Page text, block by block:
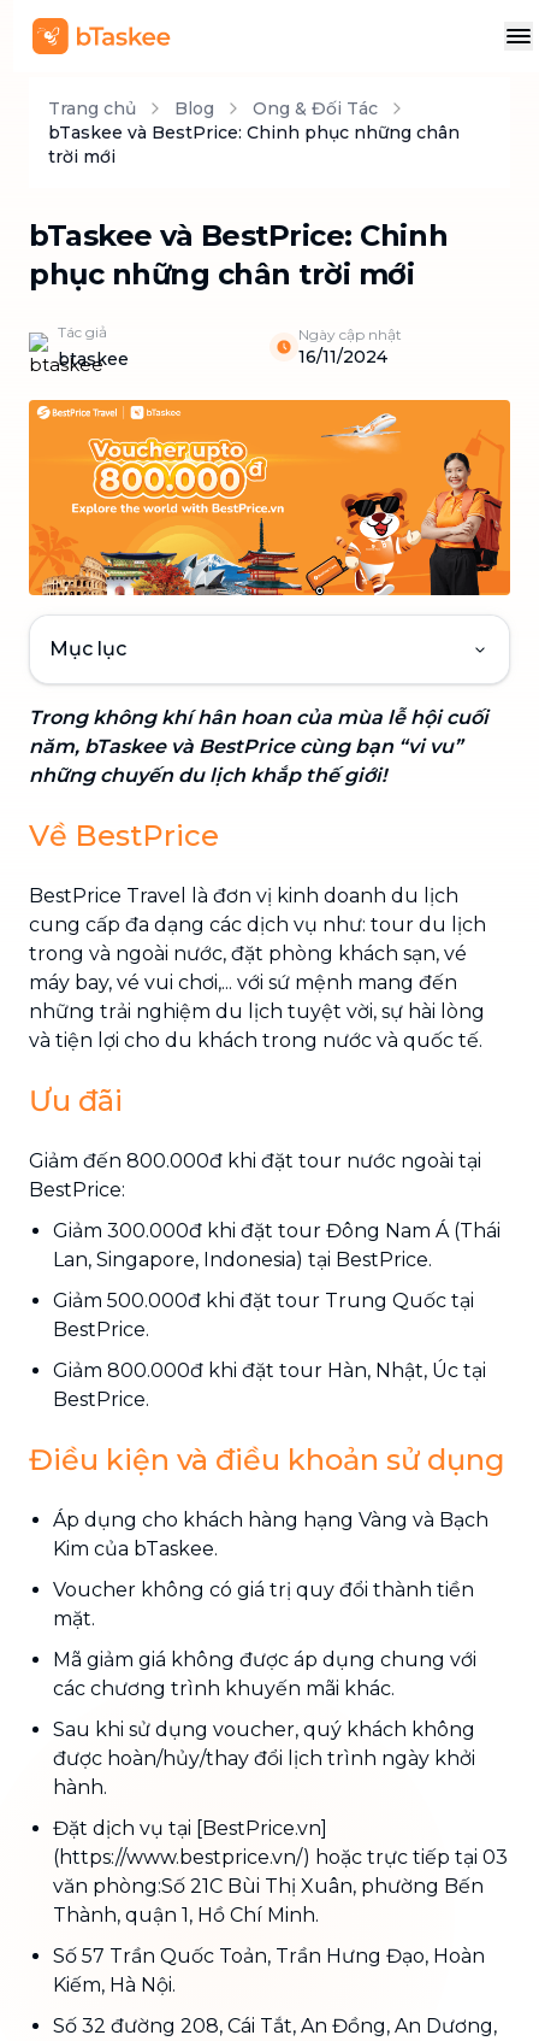
Trang chủ Blog
Ong & Đối Tác
bTaskee và BestPrice: Chinh phục những chân
trời mới
bTaskee và BestPrice: Chinh
phục những chân trời mới
Tác giả
btaskee
Ngày cập nhật
16/11/2024
Mục lục
Trong không khí hân hoan của mùa lễ hội cuối
năm, bTaskee và BestPrice cùng bạn “vi vu”
những chuyến du lịch khắp thế giới!
Về BestPrice
BestPrice Travel là đơn vị kinh doanh du lịch
cung cấp đa dạng các dịch vụ như: tour du lịch
trong và ngoài nước, đặt phòng khách sạn, vé
máy bay, vé vui chơi,... với sứ mệnh mang đến
những trải nghiệm du lịch tuyệt vời, sự hài lòng
và tiện lợi cho du khách trong nước và quốc tế.
Ưu đãi
Giảm đến 800.000đ khi đặt tour nước ngoài tại
BestPrice:
Giảm 300.000đ khi đặt tour Đông Nam Á (Thái
Lan, Singapore, Indonesia) tại BestPrice.
Giảm 500.000đ khi đặt tour Trung Quốc tại
BestPrice.
Giảm 800.000đ khi đặt tour Hàn, Nhật, Úc tại
BestPrice.
Điều kiện và điều khoản sử dụng
Áp dụng cho khách hàng hạng Vàng và Bạch
Kim của bTaskee.
Voucher không có giá trị quy đổi thành tiền
mặt.
Mã giảm giá không được áp dụng chung với
các chương trình khuyến mãi khác.
Sau khi sử dụng voucher, quý khách không
được hoàn/hủy/thay đổi lịch trình ngày khởi
hành.
Đặt dịch vụ tại [BestPrice.vn]
(https://www.bestprice.vn/) hoặc trực tiếp tại 03
văn phòng:Số 21C Bùi Thị Xuân, phường Bến
Thành, quận 1, Hồ Chí Minh.
Số 57 Trần Quốc Toản, Trần Hưng Đạo, Hoàn
Kiếm, Hà Nội.
Số 32 đường 208, Cái Tắt, An Đồng, An Dương,